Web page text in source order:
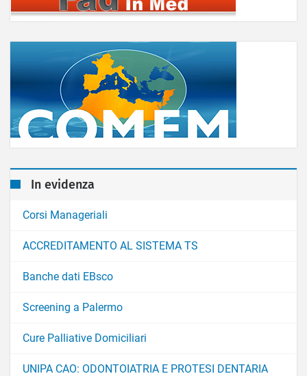
In evidenza
Corsi Manageriali
ACCREDITAMENTO AL SISTEMA TS
Banche dati EBsco
Screening a Palermo
Cure Palliative Domiciliari
UNIPA CAO: ODONTOIATRIA E PROTESI DENTARIA